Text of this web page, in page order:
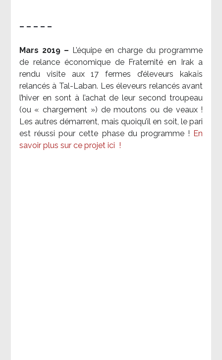
– – – – –
Mars 2019 – L’équipe en charge du programme
de relance économique de Fraternité en Irak a
rendu visite aux 17 fermes d’éleveurs kakaïs
relancés à Tal-Laban. Les éleveurs relancés avant
l’hiver en sont à l’achat de leur second troupeau
(ou « chargement ») de moutons ou de veaux !
Les autres démarrent, mais quoiqu’il en soit, le pari
est réussi pour cette phase du programme ! En
savoir plus sur ce projet ici !